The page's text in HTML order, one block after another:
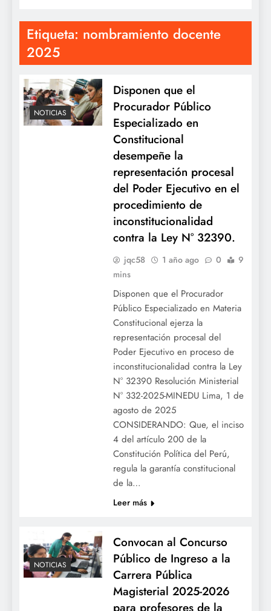
Etiqueta: nombramiento docente
2025
NOTICIAS
Disponen que el
Procurador Público
Especializado en
Constitucional
desempeñe la
representación procesal
del Poder Ejecutivo en el
procedimiento de
inconstitucionalidad
contra la Ley N° 32390.
jqc58 1 año ago 0
9
mins
Disponen que el Procurador
Público Especializado en Materia
Constitucional ejerza la
representación procesal del
Poder Ejecutivo en proceso de
inconstitucionalidad contra la Ley
N° 32390 Resolución Ministerial
N° 332-2025-MINEDU Lima, 1 de
agosto de 2025
CONSIDERANDO: Que, el inciso
4 del artículo 200 de la
Constitución Política del Perú,
regula la garantía constitucional
de la…
Leer más
NOTICIAS
Convocan al Concurso
Público de Ingreso a la
Carrera Pública
Magisterial 2025-2026
para profesores de la